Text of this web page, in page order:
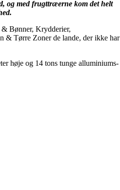
og med frugttræerne kom det helt
Bønner, Krydderier,
Tørre Zoner de lande, der ikke har
høje og 14 tons tunge alluminiums-